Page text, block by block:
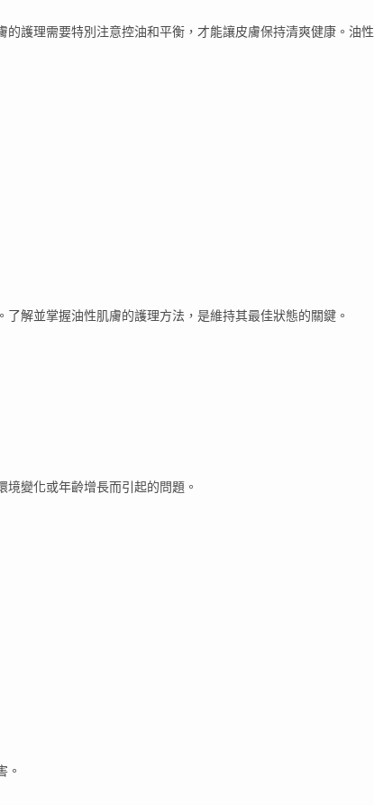
護理需要特別注意控油和平衡，才能讓皮膚保持清爽健康。油性
解並掌握油性肌膚的護理方法，是維持其最佳狀態的關鍵。
變化或年齡增長而引起的問題。
。